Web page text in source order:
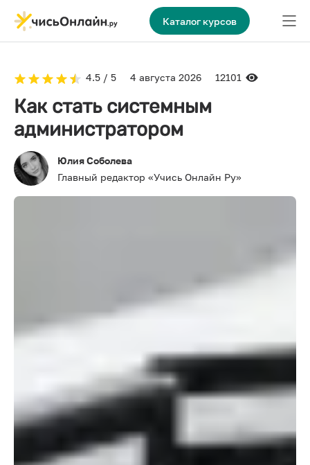
Каталог курсов
4.5 / 5 4 августа 2026 12101
Как стать системным
администратором
Юлия Соболева
Главный редактор «Учись Онлайн Ру»